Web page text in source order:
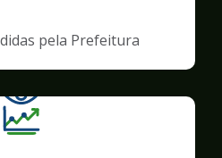
pela Prefeitura